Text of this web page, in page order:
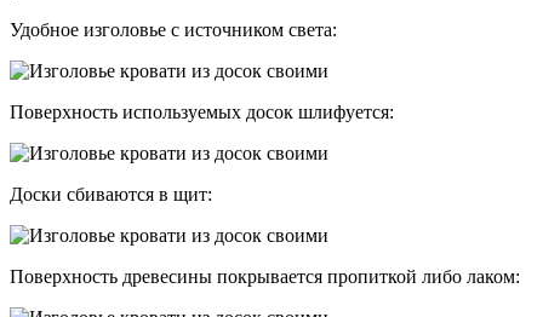
Удобное изголовье с источником света:
Поверхность используемых досок шлифуется:
Доски сбиваются в щит:
Поверхность древесины покрывается пропиткой либо лаком: